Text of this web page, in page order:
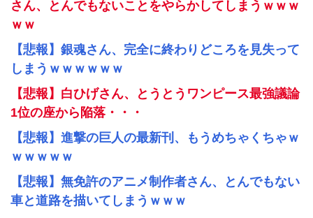
さん、とんでもないことをやらかしてしまうｗｗｗ
ｗｗ
【悲報】銀魂さん、完全に終わりどころを見失って
しまうｗｗｗｗｗｗ
【悲報】白ひげさん、とうとうワンピース最強議論
1位の座から陥落・・・
【悲報】進撃の巨人の最新刊、もうめちゃくちゃｗ
ｗｗｗｗｗ
【悲報】無免許のアニメ制作者さん、とんでもない
車と道路を描いてしまうｗｗｗ